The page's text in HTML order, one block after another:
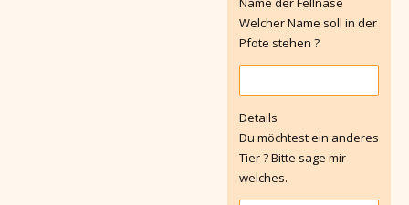
Welcher Name soll in der
Pfote stehen ?
Details
Du möchtest ein anderes
Tier ? Bitte sage mir
welches.